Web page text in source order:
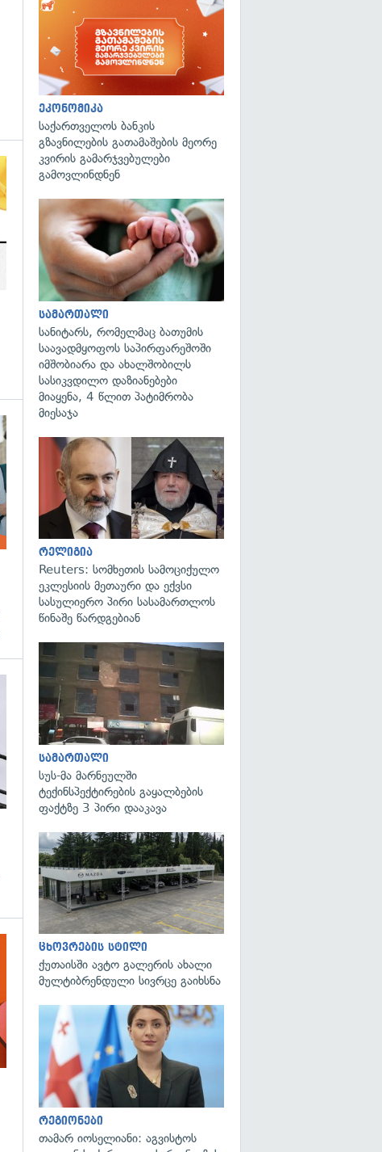
გადახედვა
გადახედვა
ეკონომიკა
საქართველოს ბანკის
გზავნილების გათამაშების მეორე
კვირის გამარჯვებულები
გამოვლინდნენ
სამართალი
სანიტარს, რომელმაც ბათუმის
საავადმყოფოს საპირფარეშოში
იმშობიარა და ახალშობილს
სასიკვდილო დაზიანებები
მიაყენა, 4 წლით პატიმრობა
მიესაჯა
რელიგია
Reuters: სომხეთის სამოციქულო
ეკლესიის მეთაური და ექვსი
სასულიერო პირი სასამართლოს
წინაშე წარდგებიან
სამართალი
სუს-მა მარნეულში
ტექინსპექტირების გაყალბების
ფაქტზე 3 პირი დააკავა
ცხოვრების სტილი
ქუთაისში ავტო გალერის ახალი
მულტიბრენდული სივრცე გაიხსნა
რეგიონები
თამარ იოსელიანი: აგვისტოს